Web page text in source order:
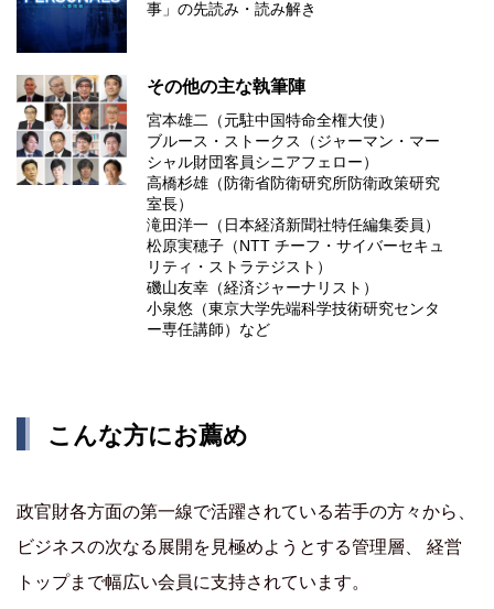
事」の先読み・読み解き
その他の主な執筆陣
宮本雄二（元駐中国特命全権大使）
ブルース・ストークス（ジャーマン・マー
シャル財団客員シニアフェロー）
高橋杉雄（防衛省防衛研究所防衛政策研究
室長）
滝田洋一（日本経済新聞社特任編集委員）
松原実穂子（NTT チーフ・サイバーセキュ
リティ・ストラテジスト）
磯山友幸（経済ジャーナリスト）
小泉悠（東京大学先端科学技術研究センタ
ー専任講師）など
こんな方にお薦め
政官財各方面の第一線で活躍されている若手の方々から、
ビジネスの次なる展開を見極めようとする管理層、 経営
トップまで幅広い会員に支持されています。